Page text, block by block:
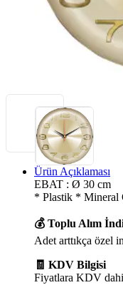
Ürün Açıklaması
EBAT : Ø 30 cm
* Plastik * Mineral
💰 Toplu Alım
Adet arttıkça özel
🧾 KDV Bilgisi
Fiyatlara KDV